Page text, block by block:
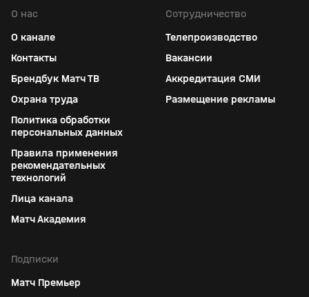
О нас
О канале
Контакты
Брендбук Матч ТВ
Охрана труда
Политика обработки
персональных данных
Правила применения
рекомендательных
технологий
Лица канала
Матч Академия
Сотрудничество
Телепроизводство
Вакансии
Аккредитация СМИ
Размещение рекламы
Подписки
Матч Премьер